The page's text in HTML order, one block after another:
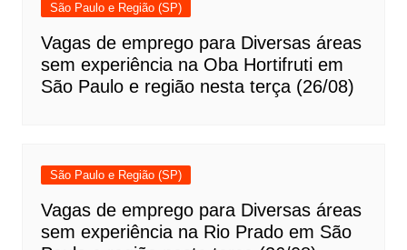
São Paulo e Região (SP)
Vagas de emprego para Diversas áreas
sem experiência na Oba Hortifruti em
São Paulo e região nesta terça (26/08)
São Paulo e Região (SP)
Vagas de emprego para Diversas áreas
sem experiência na Rio Prado em São